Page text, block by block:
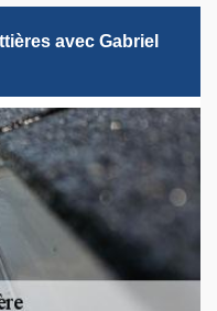
avec Gabriel